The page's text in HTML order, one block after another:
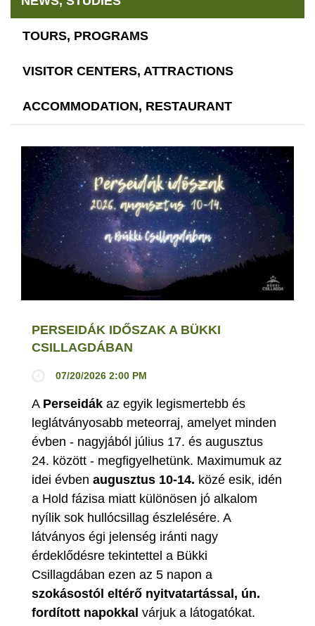
TOURS, PROGRAMS
VISITOR CENTERS, ATTRACTIONS
ACCOMMODATION, RESTAURANT
PERSEIDÁK IDŐSZAK A BÜKKI
CSILLAGDÁBAN
07/20/2026 2:00 PM
A Perseidák az egyik legismertebb és
leglátványosabb meteorraj, amelyet minden
évben - nagyjából július 17. és augusztus
24. között - megfigyelhetünk. Maximumuk az
idei évben augusztus 10-14. közé esik, idén
a Hold fázisa miatt különösen jó alkalom
nyílik sok hullócsillag észlelésére. A
látványos égi jelenség iránti nagy
érdeklődésre tekintettel a Bükki
Csillagdában ezen az 5 napon a
szokásostól eltérő nyitvatartással, ún.
fordított napokkal várjuk a látogatókat.